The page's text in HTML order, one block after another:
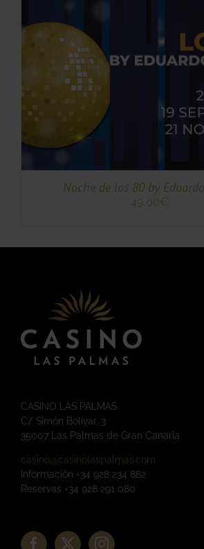
Noche de los 80 by
49,00€
CASINO LAS PALMAS
C/ Simón Bolívar, 3
35007 Las Palmas de Gran Canaria
casino@casinolaspalmas.com
Información +34 928 234 882
Reservas +34 928 291 080